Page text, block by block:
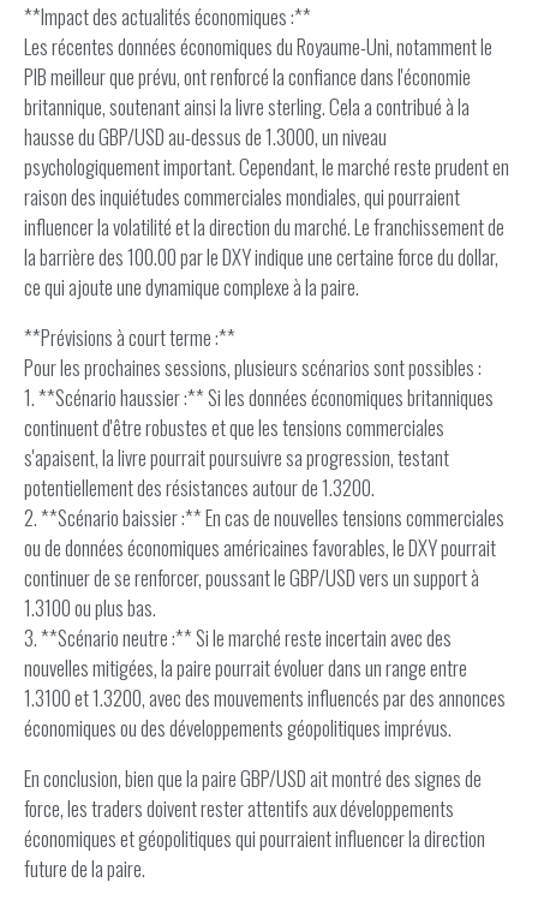
**Impact des actualités économiques :**
Les récentes données économiques du Royaume-Uni, notamment le
PIB meilleur que prévu, ont renforcé la confiance dans l'économie
britannique, soutenant ainsi la livre sterling. Cela a contribué à la
hausse du GBP/USD au-dessus de 1.3000, un niveau
psychologiquement important. Cependant, le marché reste prudent en
raison des inquiétudes commerciales mondiales, qui pourraient
influencer la volatilité et la direction du marché. Le franchissement de
la barrière des 100.00 par le DXY indique une certaine force du dollar,
ce qui ajoute une dynamique complexe à la paire.
**Prévisions à court terme :**
Pour les prochaines sessions, plusieurs scénarios sont possibles :
1. **Scénario haussier :** Si les données économiques britanniques
continuent d'être robustes et que les tensions commerciales
s'apaisent, la livre pourrait poursuivre sa progression, testant
potentiellement des résistances autour de 1.3200.
2. **Scénario baissier :** En cas de nouvelles tensions commerciales
ou de données économiques américaines favorables, le DXY pourrait
continuer de se renforcer, poussant le GBP/USD vers un support à
1.3100 ou plus bas.
3. **Scénario neutre :** Si le marché reste incertain avec des
nouvelles mitigées, la paire pourrait évoluer dans un range entre
1.3100 et 1.3200, avec des mouvements influencés par des annonces
économiques ou des développements géopolitiques imprévus.
En conclusion, bien que la paire GBP/USD ait montré des signes de
force, les traders doivent rester attentifs aux développements
économiques et géopolitiques qui pourraient influencer la direction
future de la paire.